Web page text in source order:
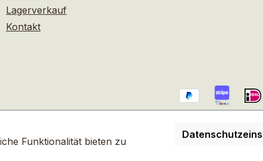
Lagerverkauf
Kontakt
zzgl.Versandkostenund ggf.
Funktionalität bieten zu